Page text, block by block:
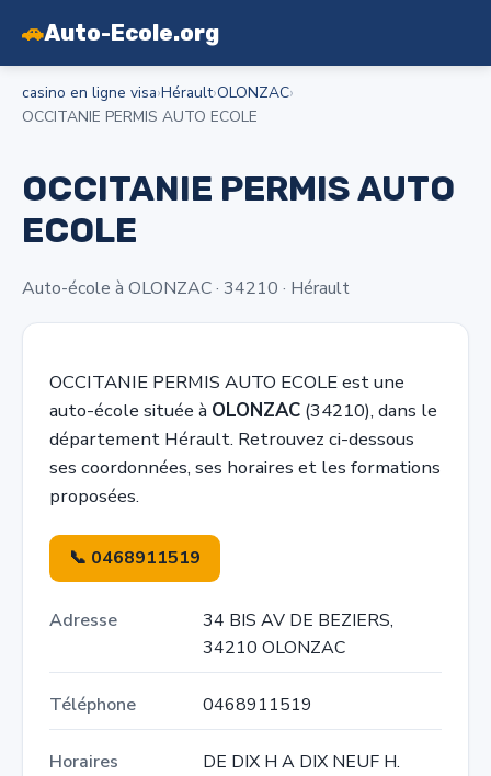
🚗Auto-Ecole.org
casino en ligne visa›Hérault›OLONZAC›
OCCITANIE PERMIS AUTO ECOLE
OCCITANIE PERMIS AUTO
ECOLE
Auto-école à OLONZAC · 34210 · Hérault
OCCITANIE PERMIS AUTO ECOLE est une
auto-école située à OLONZAC (34210), dans le
département Hérault. Retrouvez ci-dessous
ses coordonnées, ses horaires et les formations
proposées.
📞 0468911519
Adresse
34 BIS AV DE BEZIERS,
34210 OLONZAC
Téléphone 0468911519
Horaires DE DIX H A DIX NEUF H.